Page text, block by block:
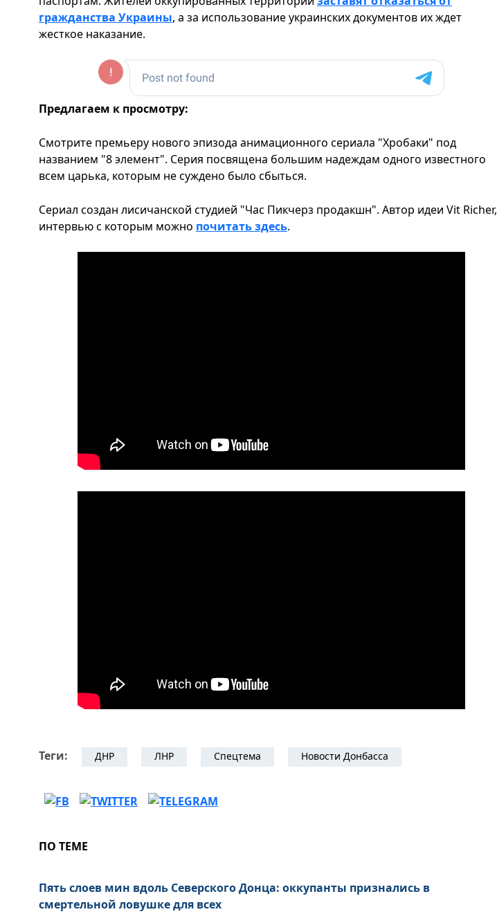
гражданства Украины, а за использование украинских документов их ждет
жесткое наказание.
Предлагаем к просмотру:
Смотрите премьеру нового эпизода анимационного сериала "Хробаки" под
названием "8 элемент". Серия посвящена большим надеждам одного известного
всем царька, которым не суждено было сбыться.
Сериал создан лисичанской студией "Час Пикчерз продакшн". Автор идеи Vit Richer,
интервью с которым можно почитать здесь.
Теги: ДНР ЛНР Спецтема Новости Донбасса
ПО ТЕМЕ
Пять слоев мин вдоль Северского Донца: оккупанты признались в
смертельной ловушке для всех